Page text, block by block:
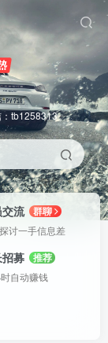
tb1258313
流
群聊
讨一手信息差
募
推荐
自动赚钱